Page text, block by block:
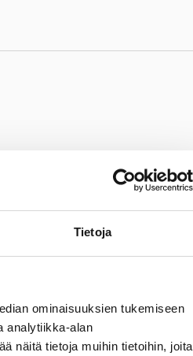
Tietoja
ominaisuuksien tukemiseen
analytiikka-alan
näitä tietoja muihin tietoihin, joita